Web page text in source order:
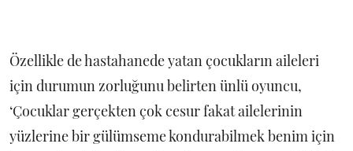
Özellikle de hastahanede yatan çocukların aileleri
için durumun zorluğunu belirten ünlü oyuncu,
‘Çocuklar gerçekten çok cesur fakat ailelerinin
yüzlerine bir gülümseme kondurabilmek benim için